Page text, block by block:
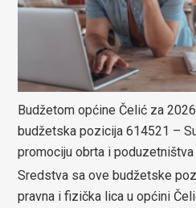
Budžetom općine Čelić za
budžetska pozicija 614521 –
promociju obrta i poduzetništva
Sredstva sa ove budžetske
pravna i fizička lica u općini